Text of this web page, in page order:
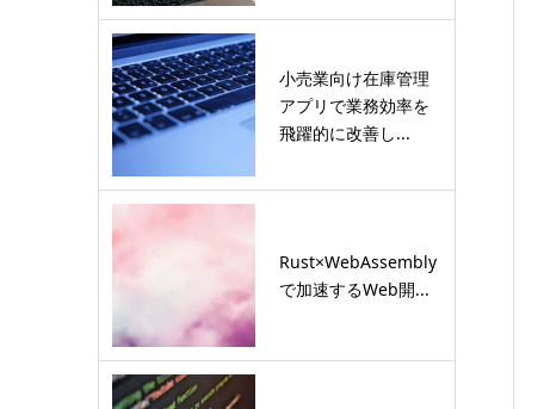
小売業向け在庫管理
アプリで業務効率を
飛躍的に改善し...
Rust×WebAssembly
で加速するWeb開...